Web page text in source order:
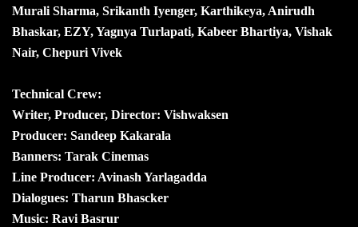
Murali Sharma, Srikanth Iyenger, Karthikeya, Anirudh
Bhaskar, EZY, Yagnya Turlapati, Kabeer Bhartiya, Vishak
Nair, Chepuri Vivek
Technical Crew:
Writer, Producer, Director: Vishwaksen
Producer: Sandeep Kakarala
Banners: Tarak Cinemas
Line Producer: Avinash Yarlagadda
Dialogues: Tharun Bhascker
Music: Ravi Basrur